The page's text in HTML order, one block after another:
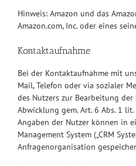
Hinweis: Amazon und das
Amazon.com, Inc. oder eines
Kontaktaufnahme
Bei der Kontaktaufnahme mit
Mail, Telefon oder via sozialer
des Nutzers zur Bearbeitung
Abwicklung gem. Art. 6 Abs. 1
Angaben der Nutzer können in
Management System („CRM
Anfragenorganisation